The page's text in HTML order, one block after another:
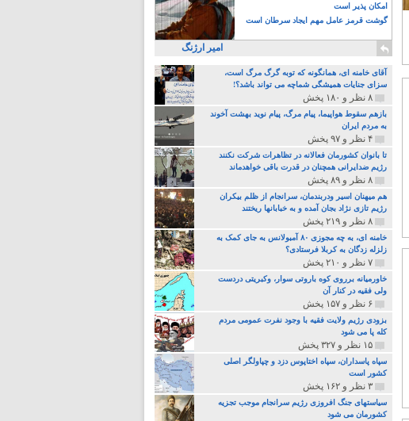
امکان پذیر است
گوشت قرمز عامل مهم ایجاد سرطان است
امیر ارژنگ
آقای خامنه ای، همانگونه که توبه گرگ مرگ است،
سزای جنایات همیشگی شماچه می تواند باشد؟!
۸ نظر و ۱۸۰ پخش
بازهم سقوط هواپیما، پیام مرگ، پیام نوید بهشت آخوند
به مردم ایران
۴ نظر و ۹۷ پخش
تا بانوان کشورمان فعالانه در تظاهرات شرکت نکنند
رژیم ضدایرانی همچنان در قدرت باقی خواهدماند
۸ نظر و ۸۹ پخش
هم میهنان اسیر ودربندمان، سرانجام از ظلم بیکران
رژیم تازی نژاد بجان آمده و به خبابانها ریختند
۸ نظر و ۲۱۹ پخش
خامنه ای، به چه مجوزی ۸۰ آمبولانس به جای کمک به
زلزله زدگان به کربلا فرستادی؟
۷ نظر و ۲۱۰ پخش
خاورمیانه برروی کوه باروتی سوار، وکبریتی دردست
ولی فقیه در کنار آن
۶ نظر و ۱۵۷ پخش
بزودی رژیم ولایت فقیه با وجود نفرت عمومی مردم
کله پا می شود
۱۵ نظر و ۳۲۷ پخش
سپاه پاسداران، سپاه اختاپوس دزد و چپاولگر اصلی
کشور است
۳ نظر و ۱۶۲ پخش
سیاستهای جنگ افروزی رژیم سرانجام موجب تجزیه
کشورمان می شود